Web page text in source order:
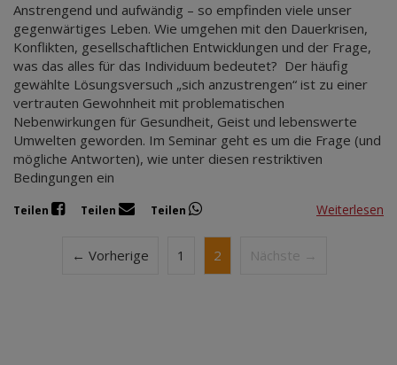
Anstrengend und aufwändig – so empfinden viele unser
gegenwärtiges Leben. Wie umgehen mit den Dauerkrisen,
Konflikten, gesellschaftlichen Entwicklungen und der Frage,
was das alles für das Individuum bedeutet? Der häufig
gewählte Lösungsversuch „sich anzustrengen“ ist zu einer
vertrauten Gewohnheit mit problematischen
Nebenwirkungen für Gesundheit, Geist und lebenswerte
Umwelten geworden. Im Seminar geht es um die Frage (und
mögliche Antworten), wie unter diesen restriktiven
Bedingungen ein
Teilen Teilen Teilen Weiterlesen
← Vorherige 1 2 Nächste →